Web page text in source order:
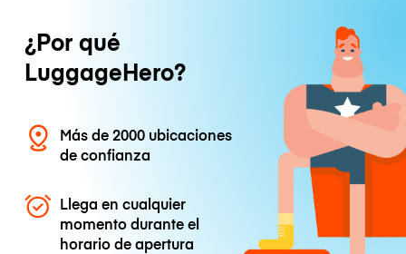
¿Por qué
LuggageHero?
Más de 2000 ubicaciones
de confianza
Llega en cualquier
momento durante el
horario de apertura